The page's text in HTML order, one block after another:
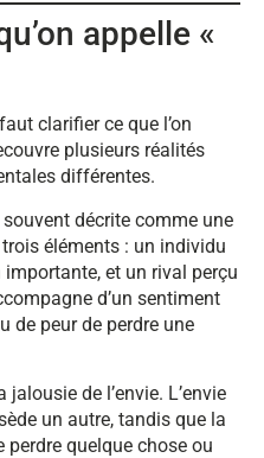
appelle «
clarifier ce que l’on
plusieurs réalités
différentes.
décrite comme une
éléments : un individu
et un rival perçu
d’un sentiment
de peur de perdre une
de l’envie. L’envie
un autre, tandis que la
quelque chose ou